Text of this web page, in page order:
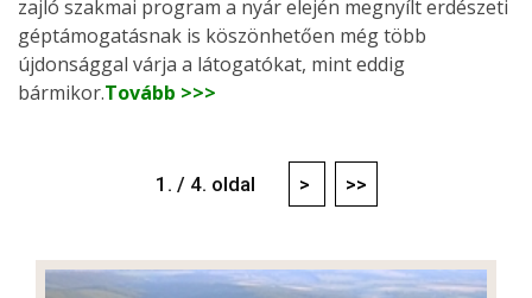
zajló szakmai program a nyár elején megnyílt erdészeti
géptámogatásnak is köszönhetően még több
újdonsággal várja a látogatókat, mint eddig
bármikor.Tovább >>>
1. / 4. oldal > >>